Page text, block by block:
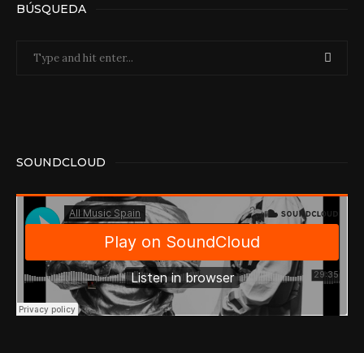
BÚSQUEDA
SOUNDCLOUD